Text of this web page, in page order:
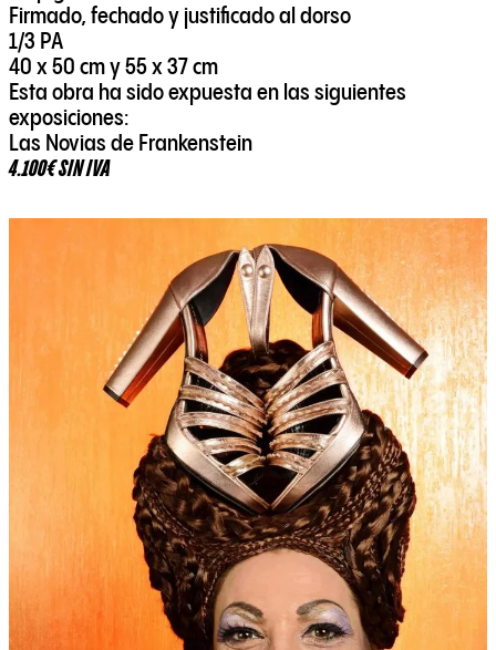
Firmado, fechado y justificado al dorso
1/3 PA
40 x 50 cm y 55 x 37 cm
Esta obra ha sido expuesta en las siguientes
exposiciones:
Las Novias de Frankenstein
4.100€ SIN IVA